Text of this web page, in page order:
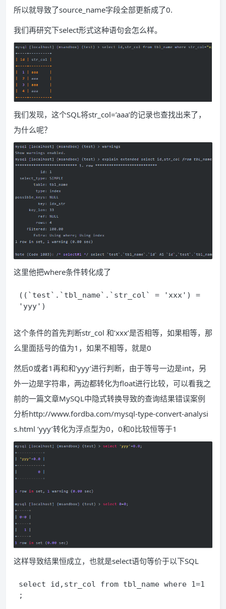
所以就导致了source_name字段全部更新成了0.
我们再研究下select形式这种语句会怎么样。
我们发现，这个SQL将str_col=’aaa’的记录也查找出来了，
为什么呢？
这里他把where条件转化成了
((`test`.`tbl_name`.`str_col` = 'xxx') =
'yyy')
这个条件的首先判断str_col 和’xxx’是否相等，如果相等，那
么里面括号的值为1，如果不相等，就是0
然后0或者1再和和’yyy’进行判断，由于等号一边是int，另
外一边是字符串，两边都转化为float进行比较，可以看我之
前的一篇文章MySQL中隐式转换导致的查询结果错误案例
分析http://www.fordba.com/mysql-type-convert-analysi
s.html ‘yyy’转化为浮点型为0，0和0比较恒等于1
这样导致结果恒成立，也就是select语句等价于以下SQL
select id,str_col from tbl_name where 1=1
;